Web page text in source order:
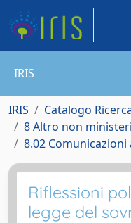
IRIS
IRIS
Catalogo
8 Altro non
8.02
Riflessioni
legge del